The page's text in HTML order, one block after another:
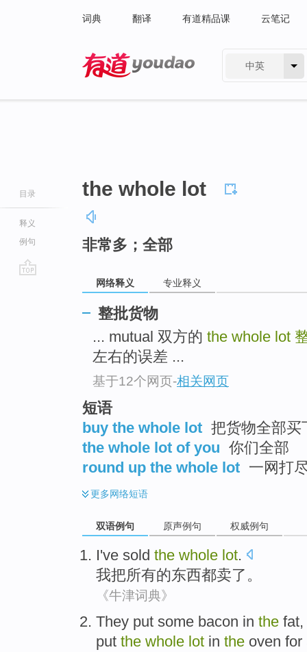
词典 翻译 有道精品课 云笔记
中英
目录
释义
例句
the whole lot
非常多；全部
网络释义 专业释义
整批货物
... mutual 双方的 the whole lot
左右的误差 ...
基于12个网页-相关网页
短语
buy the whole lot 把货物全部买
the whole lot of you 你们全部
round up the whole lot 一网打
更多网络短语
双语例句 原声例句 权威例句
I've sold the whole lot.
我把所有的东西都卖了。
《牛津词典》
They put some bacon in the fat,
put the whole lot in the oven for